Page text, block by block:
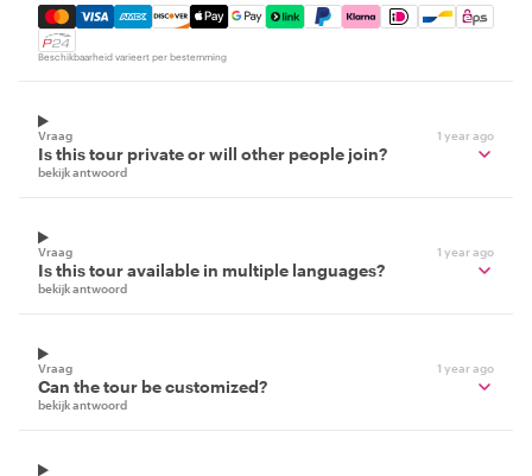
Mastercard, Visa, Amex, Discover, Apple Pay, Google
Beschikbaarheid varieert per bestemming
Vraag 1 year ago
Is this tour private or will other people join?
bekijk antwoord
Vraag 1 year ago
Is this tour available in multiple languages?
bekijk antwoord
Vraag 1 year ago
Can the tour be customized?
bekijk antwoord